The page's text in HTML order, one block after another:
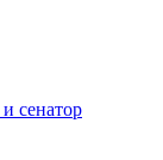
сенатор